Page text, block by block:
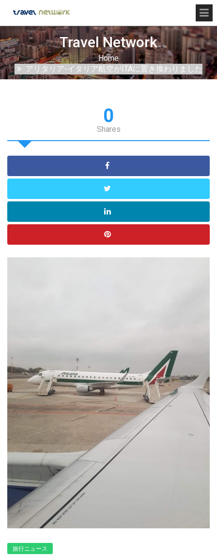
Travel Network
Home
アリタリア-イタリア航空がITAに置き換わりました
0
Shares
旅行ニュース